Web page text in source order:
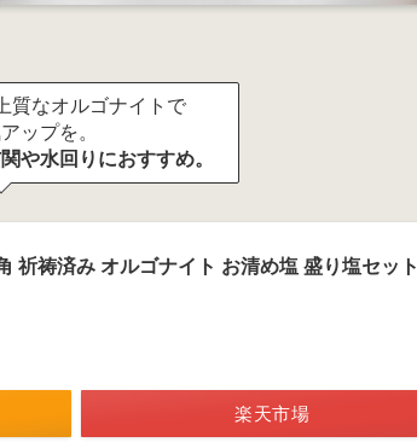
質なオルゴナイトで
ップを。
や水回りにおすすめ。
祈祷済み オルゴナイト お清め塩 盛り塩セット
楽天市場